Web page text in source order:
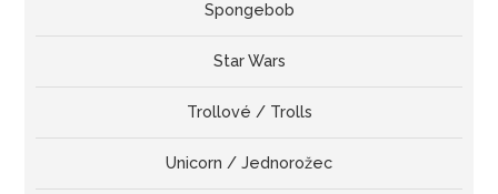
Spongebob
Star Wars
Trollové / Trolls
Unicorn / Jednorožec